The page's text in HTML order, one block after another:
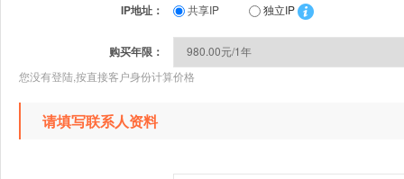
IP地址： 共享IP 独立IP
购买年限：
您没有登陆,按直接客户身份计算价格
请填写联系人资料